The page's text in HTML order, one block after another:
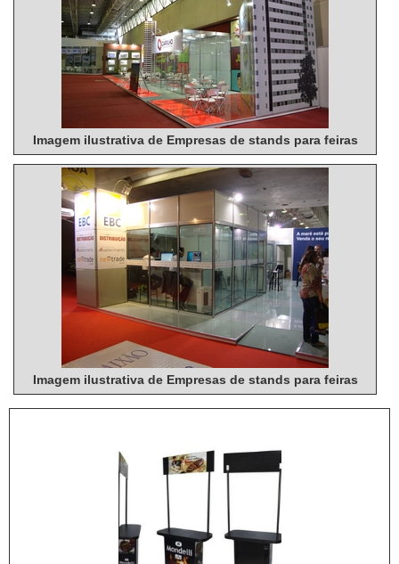
Imagem ilustrativa de Empresas de stands para feiras
Imagem ilustrativa de Empresas de stands para feiras